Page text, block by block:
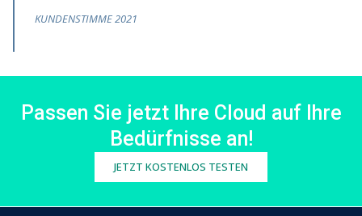
KUNDENSTIMME 2021
Passen Sie jetzt Ihre Cloud auf Ihre
Bedürfnisse an!
JETZT KOSTENLOS TESTEN